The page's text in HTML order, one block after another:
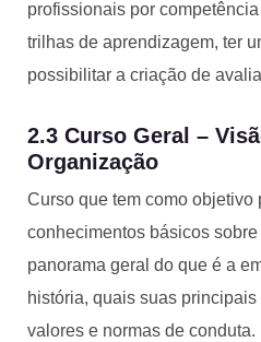
profissionais por
trilhas de aprendizagem, ter
possibilitar a criação de
2.3 Curso Geral –
Organização
Curso que tem como objetivo
conhecimentos básicos
panorama geral do que é a
história, quais suas
valores e normas de conduta.